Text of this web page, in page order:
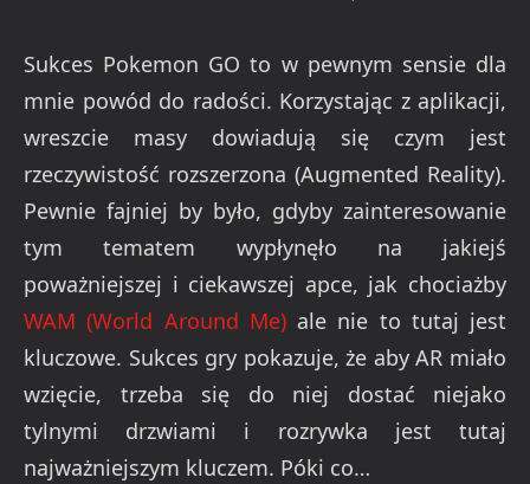
Sukces Pokemon GO to w pewnym sensie dla
mnie powód do radości. Korzystając z aplikacji,
wreszcie masy dowiadują się czym jest
rzeczywistość rozszerzona (Augmented Reality).
Pewnie fajniej by było, gdyby zainteresowanie
tym tematem wypłynęło na jakiejś
poważniejszej i ciekawszej apce, jak chociażby
WAM (World Around Me)ale nie to tutaj jest
kluczowe. Sukces gry pokazuje, że aby AR miało
wzięcie, trzeba się do niej dostać niejako
tylnymi drzwiami i rozrywka jest tutaj
najważniejszym kluczem. Póki co…